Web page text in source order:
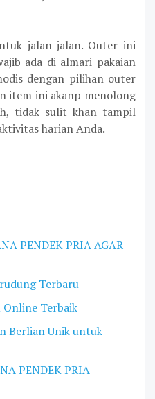
jalan-jalan. Outer ini
ada di almari pakaian
dengan pilihan outer
item ini akanp menolong
tidak sulit khan tampil
harian Anda.
PENDEK PRIA AGAR
Terbaru
Online Terbaik
Berlian Unik untuk
PENDEK PRIA